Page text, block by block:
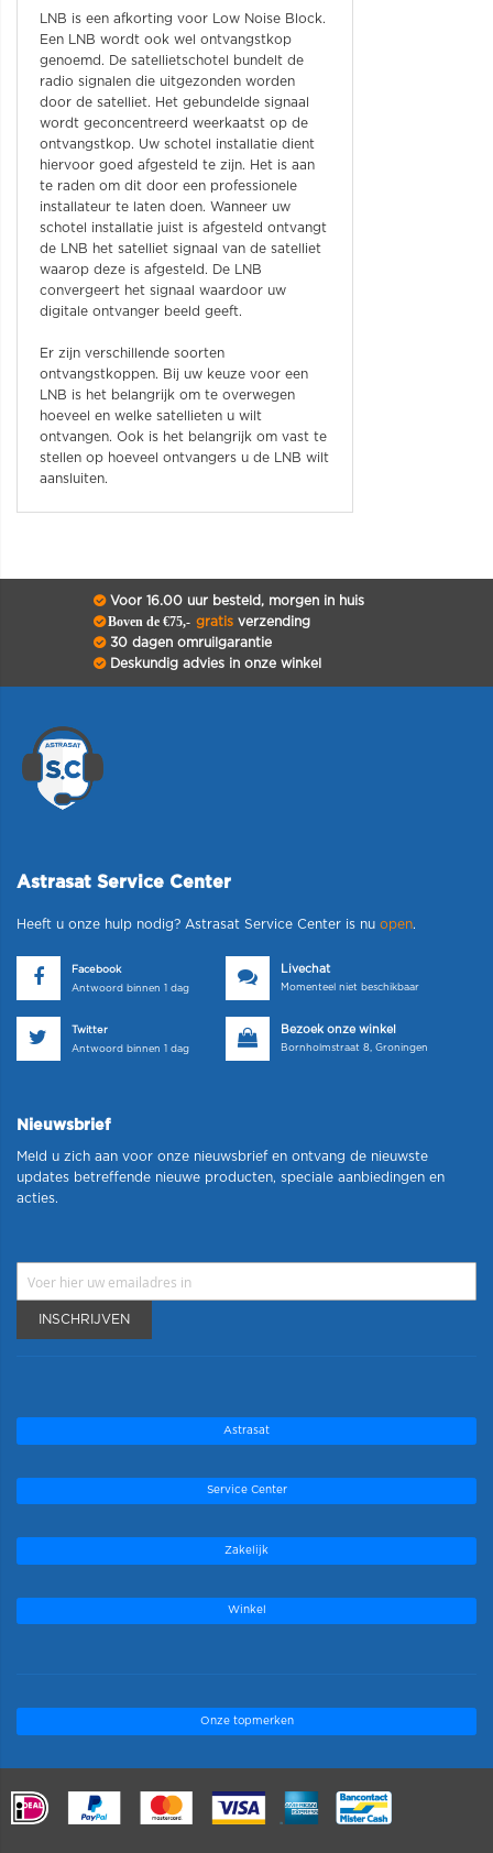
LNB is een afkorting voor Low Noise Block.
Een LNB wordt ook wel ontvangstkop
genoemd. De satellietschotel bundelt de
radio signalen die uitgezonden worden
door de satelliet. Het gebundelde signaal
wordt geconcentreerd weerkaatst op de
ontvangstkop. Uw schotel installatie dient
hiervoor goed afgesteld te zijn. Het is aan
te raden om dit door een professionele
installateur te laten doen. Wanneer uw
schotel installatie juist is afgesteld ontvangt
de LNB het satelliet signaal van de satelliet
waarop deze is afgesteld. De LNB
convergeert het signaal waardoor uw
digitale ontvanger beeld geeft.
Er zijn verschillende soorten
ontvangstkoppen. Bij uw keuze voor een
LNB is het belangrijk om te overwegen
hoeveel en welke satellieten u wilt
ontvangen. Ook is het belangrijk om vast te
stellen op hoeveel ontvangers u de LNB wilt
aansluiten.
Voor 16.00 uur besteld, morgen in huis
Boven de €75,- gratisverzending
30 dagen omruilgarantie
Deskundig advies in onze winkel
Astrasat Service Center
Heeft u onze hulp nodig? Astrasat Service Center is nu open.
Facebook
Antwoord binnen 1 dag
Livechat
Momenteel niet beschikbaar
Twitter
Antwoord binnen 1 dag
Bezoek onze winkel
Bornholmstraat 8, Groningen
Nieuwsbrief
Meld u zich aan voor onze nieuwsbrief en ontvang de nieuwste
updates betreffende nieuwe producten, speciale aanbiedingen en
acties.
INSCHRIJVEN
Astrasat
Service Center
Zakelijk
Winkel
Onze topmerken
.